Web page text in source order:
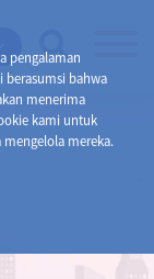
pengalaman
berasumsi bahwa
menerima
kami untuk
mereka.